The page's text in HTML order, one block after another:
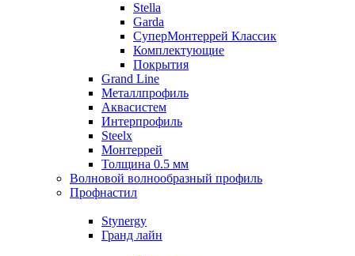
Stella
Garda
СуперМонтеррей Классик
Комплектующие
Покрытия
Grand Line
Металлпрофиль
Аквасистем
Интерпрофиль
Steelx
Монтеррей
Толщина 0.5 мм
Волновой волнообразный профиль
Профнастил
Stynergy
Гранд лайн